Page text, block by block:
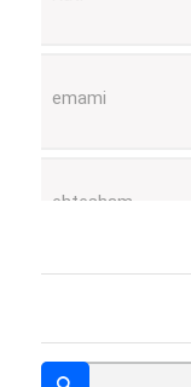
Chehri